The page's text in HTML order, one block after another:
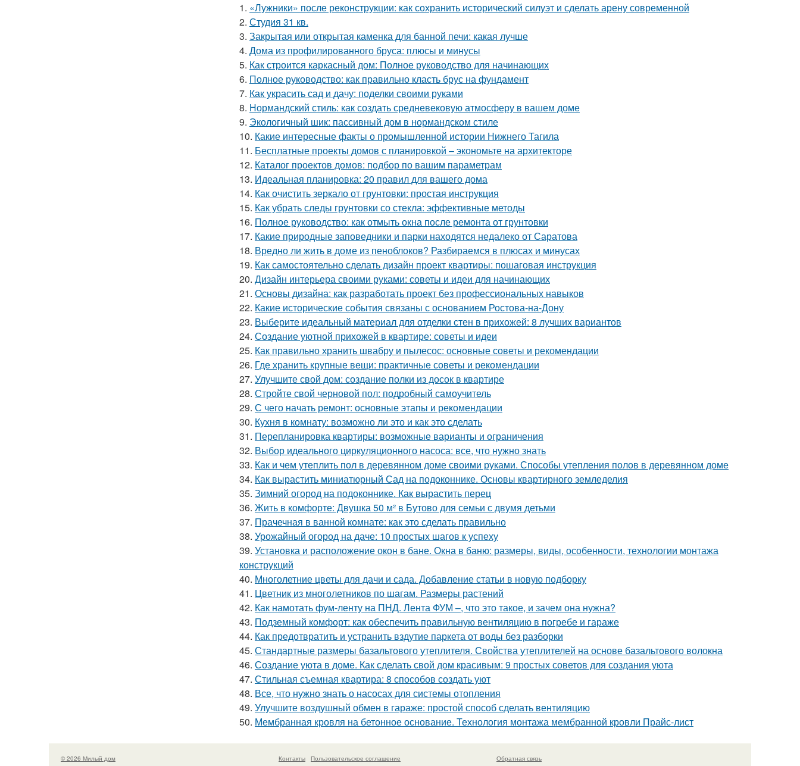
1. «Лужники» после реконструкции: как сохранить исторический силуэт и сделать арену современной
2. Студия 31 кв.
3. Закрытая или открытая каменка для банной печи: какая лучше
4. Дома из профилированного бруса: плюсы и минусы
5. Как строится каркасный дом: Полное руководство для начинающих
6. Полное руководство: как правильно класть брус на фундамент
7. Как украсить сад и дачу: поделки своими руками
8. Нормандский стиль: как создать средневековую атмосферу в вашем доме
9. Экологичный шик: пассивный дом в нормандском стиле
10. Какие интересные факты о промышленной истории Нижнего Тагила
11. Бесплатные проекты домов с планировкой – экономьте на архитекторе
12. Каталог проектов домов: подбор по вашим параметрам
13. Идеальная планировка: 20 правил для вашего дома
14. Как очистить зеркало от грунтовки: простая инструкция
15. Как убрать следы грунтовки со стекла: эффективные методы
16. Полное руководство: как отмыть окна после ремонта от грунтовки
17. Какие природные заповедники и парки находятся недалеко от Саратова
18. Вредно ли жить в доме из пеноблоков? Разбираемся в плюсах и минусах
19. Как самостоятельно сделать дизайн проект квартиры: пошаговая инструкция
20. Дизайн интерьера своими руками: советы и идеи для начинающих
21. Основы дизайна: как разработать проект без профессиональных навыков
22. Какие исторические события связаны с основанием Ростова-на-Дону
23. Выберите идеальный материал для отделки стен в прихожей: 8 лучших вариантов
24. Создание уютной прихожей в квартире: советы и идеи
25. Как правильно хранить швабру и пылесос: основные советы и рекомендации
26. Где хранить крупные вещи: практичные советы и рекомендации
27. Улучшите свой дом: создание полки из досок в квартире
28. Стройте свой черновой пол: подробный самоучитель
29. С чего начать ремонт: основные этапы и рекомендации
30. Кухня в комнату: возможно ли это и как это сделать
31. Перепланировка квартиры: возможные варианты и ограничения
32. Выбор идеального циркуляционного насоса: все, что нужно знать
33. Как и чем утеплить пол в деревянном доме своими руками. Способы утепления полов в деревянном доме
34. Как вырастить миниатюрный Сад на подоконнике. Основы квартирного земледелия
35. Зимний огород на подоконнике. Как вырастить перец
36. Жить в комфорте: Двушка 50 м² в Бутово для семьи с двумя детьми
37. Прачечная в ванной комнате: как это сделать правильно
38. Урожайный огород на даче: 10 простых шагов к успеху
39. Установка и расположение окон в бане. Окна в баню: размеры, виды, особенности, технологии монтажа
конструкций
40. Многолетние цветы для дачи и сада. Добавление статьи в новую подборку
41. Цветник из многолетников по шагам. Размеры растений
42. Как намотать фум-ленту на ПНД. Лента ФУМ –, что это такое, и зачем она нужна?
43. Подземный комфорт: как обеспечить правильную вентиляцию в погребе и гараже
44. Как предотвратить и устранить вздутие паркета от воды без разборки
45. Стандартные размеры базальтового утеплителя. Свойства утеплителей на основе базальтового волокна
46. Создание уюта в доме. Как сделать свой дом красивым: 9 простых советов для создания уюта
47. Стильная съемная квартира: 8 способов создать уют
48. Все, что нужно знать о насосах для системы отопления
49. Улучшите воздушный обмен в гараже: простой способ сделать вентиляцию
50. Мембранная кровля на бетонное основание. Технология монтажа мембранной кровли Прайс-лист
© 2026 Милый дом Контакты Пользовательское соглашение Обратная связь